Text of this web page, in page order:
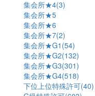
集会所★4(3)
集会所★5
集会所★6
集会所★7(2)
集会所★G1(54)
集会所★G2(132)
集会所★G3(301)
集会所★G4(518)
下位上位特殊許可(40)